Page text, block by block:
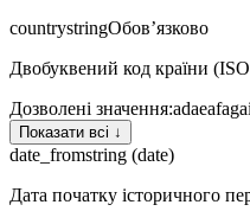
countrystringОбов’язково
Двобуквений код країни
Дозволені значення:adaeafagai
Показати всі ↓
date_fromstring (date)
Дата початку історичного